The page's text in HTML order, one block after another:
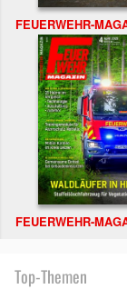
FEUERWEHR-
FEUERWEHR-
Top-Themen